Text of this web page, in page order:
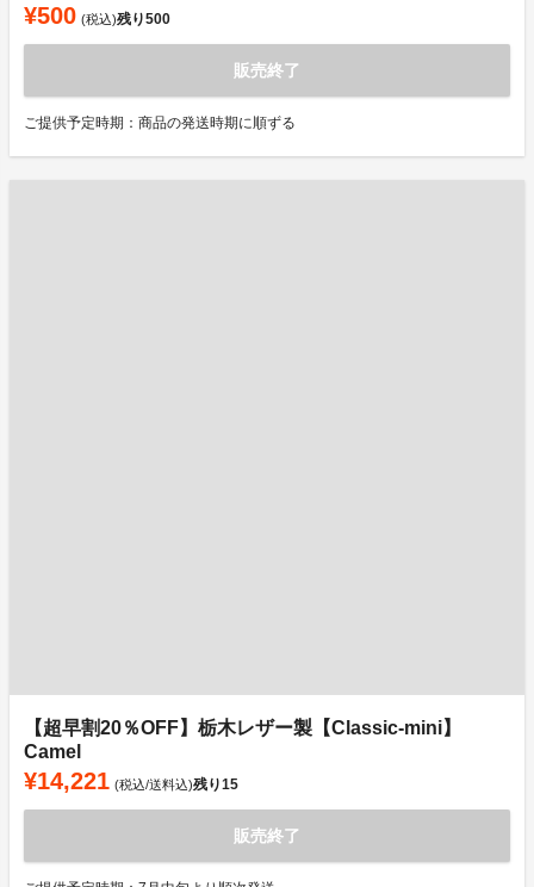
¥500 (税込)残り500
販売終了
ご提供予定時期：商品の発送時期に順ずる
【超早割20％OFF】栃木レザー製【Classic-mini】
Camel
¥14,221 (税込/送料込)残り15
販売終了